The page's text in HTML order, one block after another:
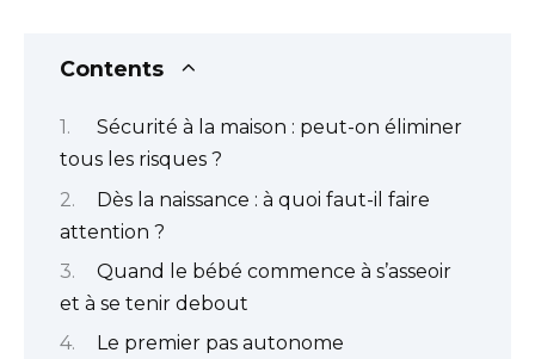
Contents
Sécurité à la maison : peut-on éliminer
tous les risques ?
Dès la naissance : à quoi faut-il faire
attention ?
Quand le bébé commence à s’asseoir
et à se tenir debout
Le premier pas autonome